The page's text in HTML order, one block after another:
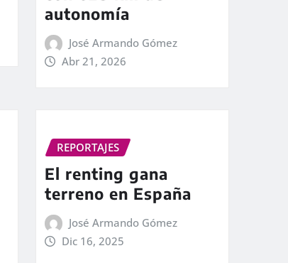
autonomía
José Armando Gómez
Abr 21, 2026
REPORTAJES
El renting gana
terreno en España
José Armando Gómez
Dic 16, 2025